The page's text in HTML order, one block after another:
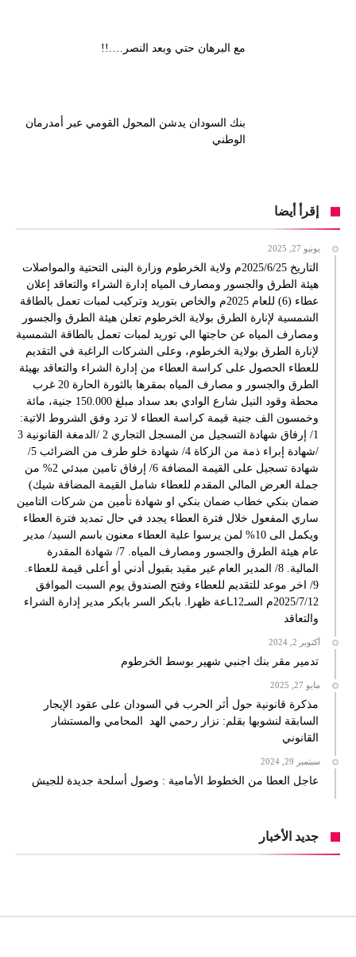
مع البرهان حتي وبعد النصر….!!
بنك السودان يدشن المحول القومي عبر أمدرمان
الوطني
إقرأ أيضا
يونيو 27, 2025
التاريخ 2025/6/25م ولاية الخرطوم وزارة البنى التحتية والمواصلات
هيئة الطرق والجسور ومصارف المياه إدارة الشراء والتعاقد إعلان
عطاء (6) للعام 2025م والخاص بتوريد وتركيب لمبات تعمل بالطاقة
الشمسية لإنارة الطرق بولاية الخرطوم تعلن هيئة الطرق والجسور
ومصارف المياه عن حاجتها الي توريد لمبات تعمل بالطاقة الشمسية
لإنارة الطرق بولاية الخرطوم، وعلى الشركات الراغبة في التقديم
للعطاء الحصول على كراسة العطاء من إدارة الشراء والتعاقد بهيئة
الطرق والجسور و مصارف المياه بمقرها بالثورة الحارة 20 غرب
محطة وقود النيل شارع الوادي بعد سداد مبلغ 150.000 جنية، مائة
وخمسون الف جنية قيمة كراسة العطاء لا ترد وفق الشروط الاتية:
1/ إرفاق شهادة التسجيل من المسجل التجاري 2 /الدمغة القانونية 3
/شهادة إبراء ذمة من الزكاة 4/ شهادة خلو طرف من الضرائب 5/
شهادة تسجيل على القيمة المضافة 6/ إرفاق تامين مبدئي 2% من
جملة العرض المالي المقدم للعطاء شامل القيمة المضافة شيك)
ضمان بنكي خطاب ضمان بنكي او شهادة تأمين من شركات التامين
ساري المفعول خلال فترة العطاء يجدد في حال تمديد فترة العطاء
ويكمل الى 10% لمن يرسوا علية العطاء معنون باسم السيد/ مدير
عام هيئة الطرق والجسور ومصارف المياه. 7/ شهادة المقدرة
المالية. 8/ المدير العام غير مقيد بقبول أدني أو أعلى قيمة للعطاء.
9/ اخر موعد للتقديم للعطاء وفتح الصندوق يوم السبت الموافق
2025/7/12م السـ12ـاعة ظهرا. بابكر السر بابكر مدير إدارة الشراء
والتعاقد
أكتوبر 2, 2024
تدمير مقر بنك اجنبي شهير بوسط الخرطوم
مايو 27, 2025
مذكرة قانونية حول أثر الحرب في السودان على عقود الإيجار
السابقة لنشوبها بقلم: نزار رحمي الهد المحامي والمستشار
القانوني
سبتمبر 29, 2024
عاجل العطا من الخطوط الأمامية : وصول أسلحة جديدة للجيش
جديد الأخبار